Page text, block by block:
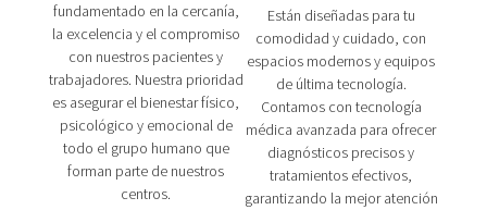
fundamentado en la cercanía,
la excelencia y el compromiso
con nuestros pacientes y
trabajadores. Nuestra prioridad
es asegurar el bienestar físico,
psicológico y emocional de
todo el grupo humano que
forman parte de nuestros
centros.
Están diseñadas para tu
comodidad y cuidado, con
espacios modernos y equipos
de última tecnología.
Contamos con tecnología
médica avanzada para ofrecer
diagnósticos precisos y
tratamientos efectivos,
garantizando la mejor atención